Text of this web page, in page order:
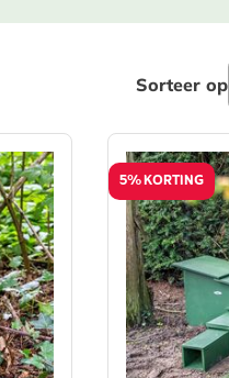
Sorteer op
5% KORTING